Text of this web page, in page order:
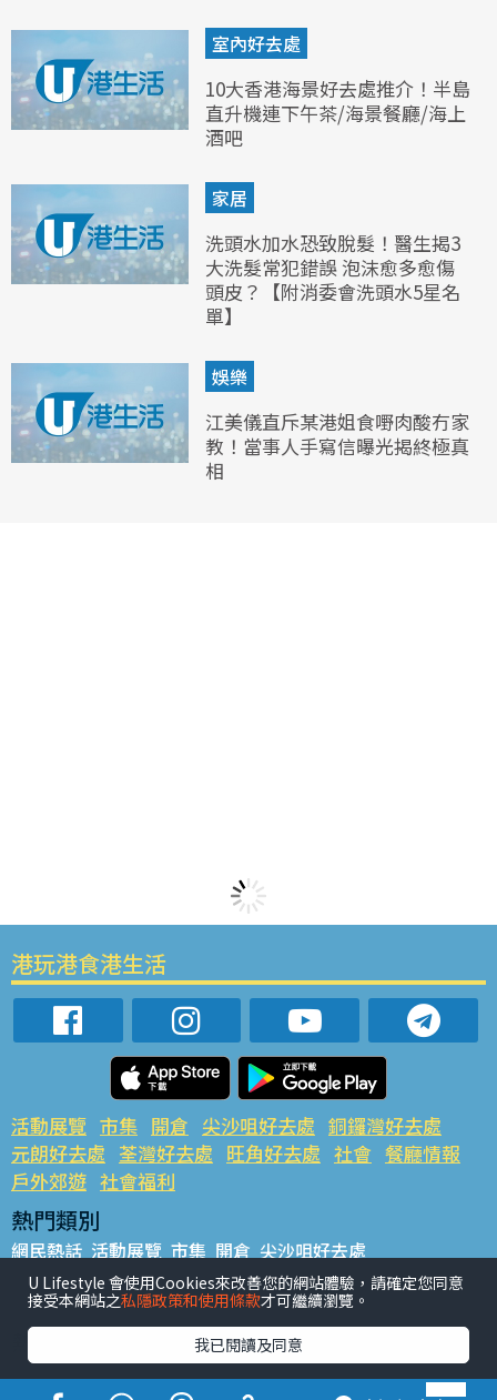
室內好去處
10大香港海景好去處推介！半島
直升機連下午茶/海景餐廳/海上
酒吧
家居
洗頭水加水恐致脫髮！醫生揭3
大洗髮常犯錯誤 泡沫愈多愈傷
頭皮？【附消委會洗頭水5星名
單】
娛樂
江美儀直斥某港姐食嘢肉酸冇家
教！當事人手寫信曝光揭終極真
相
港玩港食港生活
活動展覽 市集 開倉 尖沙咀好去處 銅鑼灣好去處
元朗好去處 荃灣好去處 旺角好去處 社會 餐廳情報
戶外郊遊 社會福利
熱門類別
網民熱話 活動展覽 市集 開倉 尖沙咀好去處
銅鑼灣好去處 元朗好去處 荃灣好去處 旺角好去處 社會
餐廳情報 戶外郊遊
熱門標籤
#UGO搵好去處 #人氣活動推介 #美食社群熱話
U Lifestyle 會使用Cookies來改善您的網站體驗，請確定您同意
接受本網站之私隱政策和使用條款才可繼續瀏覽。
我已閱讀及同意